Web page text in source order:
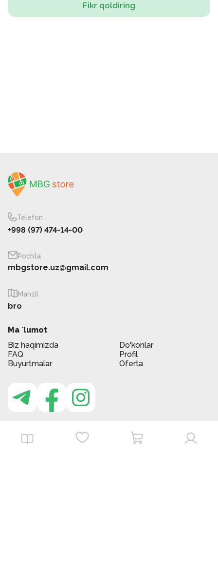
Fikr qoldiring
Telefon
+998 (97) 474-14-00
Pochta
mbgstore.uz@gmail.com
Manzil
bro
Ma `lumot
Biz haqimizda
Do'konlar
FAQ
Profil
Buyurtmalar
Oferta
MBG do'kon ilovasi